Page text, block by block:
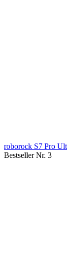
roborock S7 Pro
Bestseller Nr. 3